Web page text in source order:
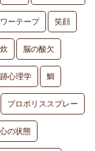
ーテープ 笑顔
脳の酸欠
心理学 鯛
プロポリススプレー
心の状態